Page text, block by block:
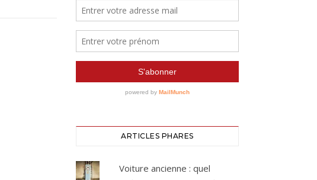
ARTICLES PHARES
Voiture ancienne : quel